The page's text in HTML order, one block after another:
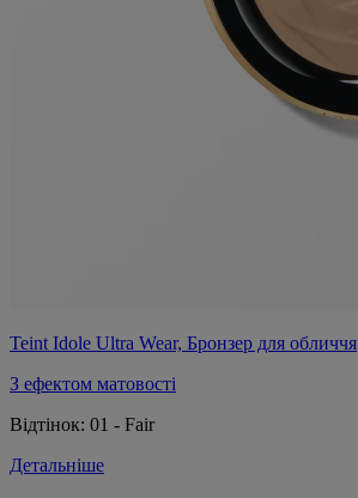
Teint Idole Ultra Wear, Бронзер для обличчя
З ефектом матовості
Відтінок: 01 - Fair
Детальніше